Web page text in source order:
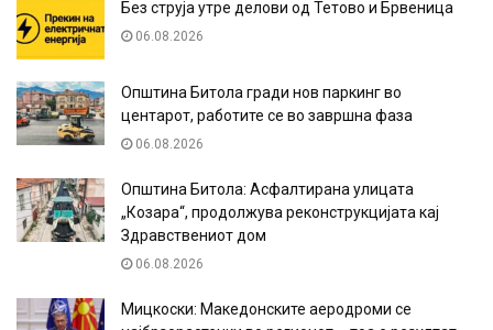
Без струја утре делови од Тетово и Брвеница
06.08.2026
Општина Битола гради нов паркинг во
центарот, работите се во завршна фаза
06.08.2026
Општина Битола: Асфалтирана улицата
„Козара“, продолжува реконструкцијата кај
Здравствениот дом
06.08.2026
Мицкоски: Македонските аеродроми се